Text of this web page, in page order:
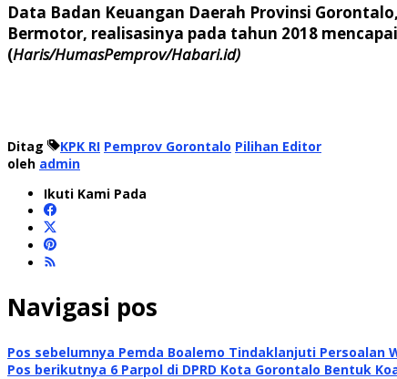
Data Badan Keuangan Daerah Provinsi
Bermotor, realisasinya pada tahun 2018
(Haris/HumasPemprov/Habari.id)
Ditag KPK RI Pemprov Gorontalo Pilihan Editor
oleh admin
Ikuti Kami Pada
Navigasi pos
Pos sebelumnya Pemda Boalemo Tindaklanjuti Persoalan
Pos berikutnya 6 Parpol di DPRD Kota Gorontalo Bentuk